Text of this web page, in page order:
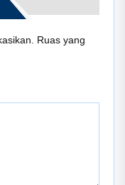
Ruas yang